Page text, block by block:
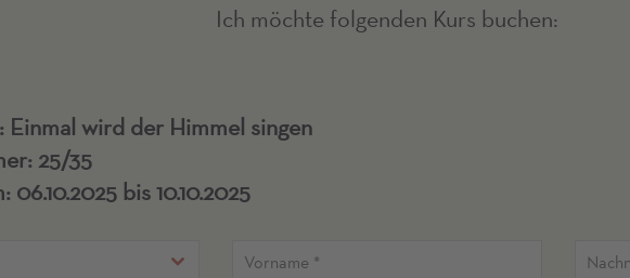
Ich möchte folgenden Kurs buchen:
Einmal wird der Himmel singen
25/35
06.10.2025 bis 10.10.2025